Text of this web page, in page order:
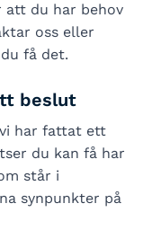
att du har behov
oss eller
få det.
beslut
har fattat ett
du kan få har
står i
synpunkter på